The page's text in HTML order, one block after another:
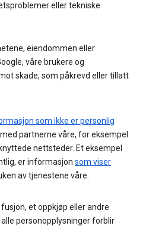
eller tekniske
eiendommen eller
våre brukere og
skade, som påkrevd eller tillatt
som ikke er personlig
partnerne våre, for eksempel
nettsteder. Et eksempel
er informasjon som viser
av tjenestene våre.
et oppkjøp eller andre
personopplysninger forblir